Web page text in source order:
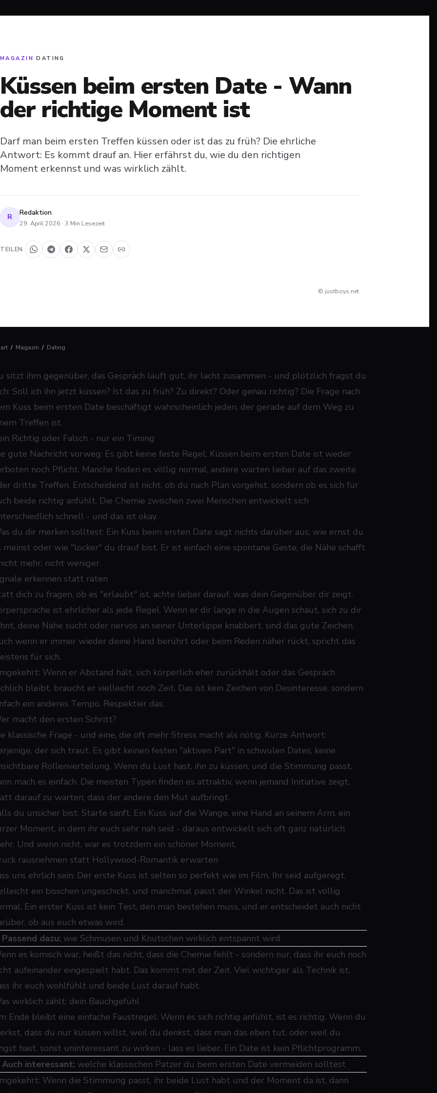
MAGAZIN ·DATING
Küssen beim ersten Date - Wann
der richtige Moment ist
Darf man beim ersten Treffen küssen oder ist das zu früh? Die ehrliche
Antwort: Es kommt drauf an. Hier erfährst du, wie du den richtigen
Moment erkennst und was wirklich zählt.
R Redaktion
29. April 2026 · 3 Min Lesezeit
TEILEN
© justboys.net
/ Magazin / Dating
sitzt ihm gegenüber, das Gespräch läuft gut, ihr lacht zusammen - und plötzlich fragst du
Soll ich ihn jetzt küssen? Ist das zu früh? Zu direkt? Oder genau richtig? Die Frage nach
Kuss beim ersten Date beschäftigt wahrscheinlich jeden, der gerade auf dem Weg zu
Treffen ist.
Richtig oder Falsch - nur ein Timing
gute Nachricht vorweg: Es gibt keine feste Regel. Küssen beim ersten Date ist weder
noch Pflicht. Manche finden es völlig normal, andere warten lieber auf das zweite
dritte Treffen. Entscheidend ist nicht, ob du nach Plan vorgehst, sondern ob es sich für
beide richtig anfühlt. Die Chemie zwischen zwei Menschen entwickelt sich
schnell - und das ist okay.
du dir merken solltest: Ein Kuss beim ersten Date sagt nichts darüber aus, wie ernst du
meinst oder wie "locker" du drauf bist. Er ist einfach eine spontane Geste, die Nähe schafft
mehr, nicht weniger.
erkennen statt raten
dich zu fragen, ob es "erlaubt" ist, achte lieber darauf, was dein Gegenüber dir zeigt.
ist ehrlicher als jede Regel. Wenn er dir lange in die Augen schaut, sich zu dir
deine Nähe sucht oder nervös an seiner Unterlippe knabbert, sind das gute Zeichen.
wenn er immer wieder deine Hand berührt oder beim Reden näher rückt, spricht das
für sich.
Wenn er Abstand hält, sich körperlich eher zurückhält oder das Gespräch
bleibt, braucht er vielleicht noch Zeit. Das ist kein Zeichen von Desinteresse, sondern
ein anderes Tempo. Respektier das.
macht den ersten Schritt?
klassische Frage - und eine, die oft mehr Stress macht als nötig. Kurze Antwort:
der sich traut. Es gibt keinen festen "aktiven Part" in schwulen Dates, keine
Rollenverteilung. Wenn du Lust hast, ihn zu küssen, und die Stimmung passt,
mach es einfach. Die meisten Typen finden es attraktiv, wenn jemand Initiative zeigt,
darauf zu warten, dass der andere den Mut aufbringt.
du unsicher bist: Starte sanft. Ein Kuss auf die Wange, eine Hand an seinem Arm, ein
Moment, in dem ihr euch sehr nah seid - daraus entwickelt sich oft ganz natürlich
Und wenn nicht, war es trotzdem ein schöner Moment.
rausnehmen statt Hollywood-Romantik erwarten
uns ehrlich sein: Der erste Kuss ist selten so perfekt wie im Film. Ihr seid aufgeregt,
ein bisschen ungeschickt, und manchmal passt der Winkel nicht. Das ist völlig
Ein erster Kuss ist kein Test, den man bestehen muss, und er entscheidet auch nicht
ob aus euch etwas wird.
Passend dazu: wie Schmusen und Knutschen wirklich entspannt wird
es komisch war, heißt das nicht, dass die Chemie fehlt - sondern nur, dass ihr euch noch
aufeinander eingespielt habt. Das kommt mit der Zeit. Viel wichtiger als Technik ist,
ihr euch wohlfühlt und beide Lust darauf habt.
wirklich zählt: dein Bauchgefühl
Ende bleibt eine einfache Faustregel: Wenn es sich richtig anfühlt, ist es richtig. Wenn du
dass du nur küssen willst, weil du denkst, dass man das eben tut, oder weil du
hast, sonst uninteressant zu wirken - lass es lieber. Ein Date ist kein Pflichtprogramm.
Auch interessant: welche klassischen Patzer du beim ersten Date vermeiden solltest
Wenn die Stimmung passt, ihr beide Lust habt und der Moment da ist, dann